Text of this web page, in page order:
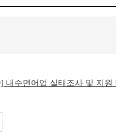
내수면어업 실태조사 및 지원